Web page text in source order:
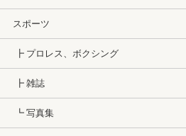
スポーツ
┣ プロレス、ボクシング
┣ 雑誌
┗ 写真集